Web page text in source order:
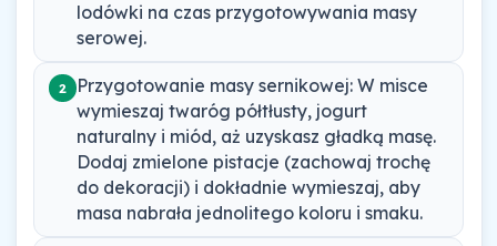
lodówki na czas przygotowywania masy
serowej.
2
Przygotowanie masy sernikowej: W misce
wymieszaj twaróg półtłusty, jogurt
naturalny i miód, aż uzyskasz gładką masę.
Dodaj zmielone pistacje (zachowaj trochę
do dekoracji) i dokładnie wymieszaj, aby
masa nabrała jednolitego koloru i smaku.